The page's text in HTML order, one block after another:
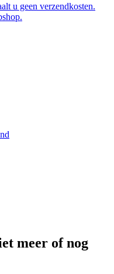
u geen verzendkosten.
meer of nog